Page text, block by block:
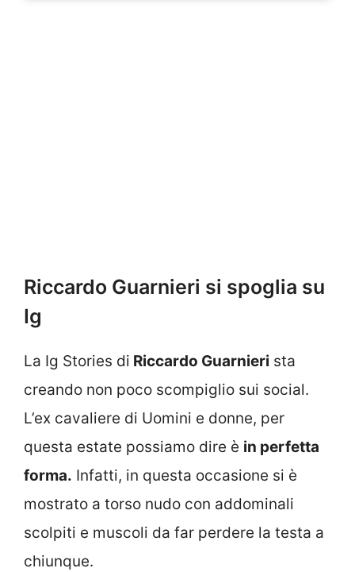
Riccardo Guarnieri si spoglia su
Ig
La Ig Stories di Riccardo Guarnieri sta
creando non poco scompiglio sui social.
L’ex cavaliere di Uomini e donne, per
questa estate possiamo dire è in perfetta
forma. Infatti, in questa occasione si è
mostrato a torso nudo con addominali
scolpiti e muscoli da far perdere la testa a
chiunque.